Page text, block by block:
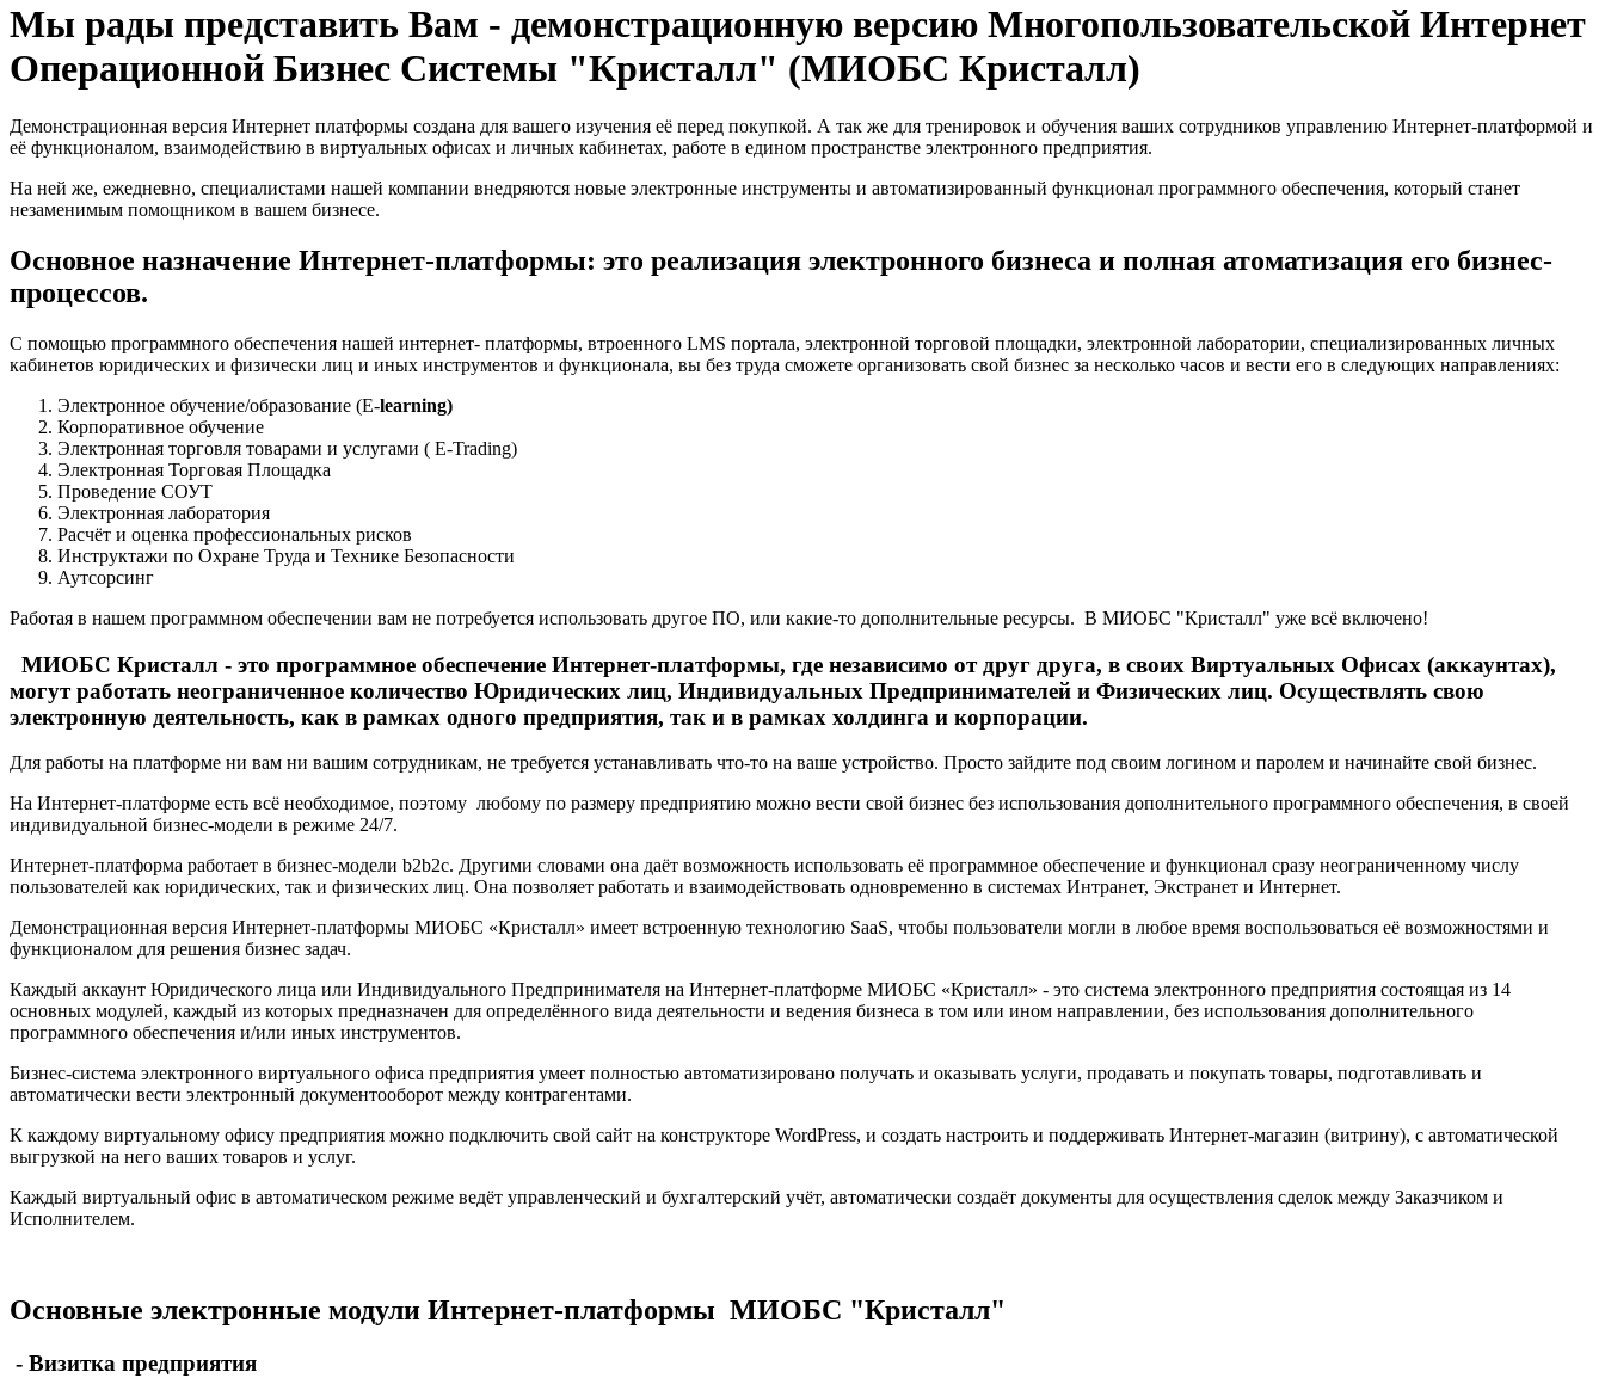
Мы рады представить Вам - демонстрационную версию Многопользовательской Интернет
Операционной Бизнес Системы "Кристалл" (МИОБС Кристалл)
Демонстрационная версия Интернет платформы создана для вашего изучения её перед покупкой. А так же для тренировок и обучения ваших сотрудников управлению Интернет-платформой и
её функционалом, взаимодействию в виртуальных офисах и личных кабинетах, работе в едином пространстве электронного предприятия.
На ней же, ежедневно, специалистами нашей компании внедряются новые электронные инструменты и автоматизированный функционал программного обеспечения, который станет
незаменимым помощником в вашем бизнесе.
Основное назначение Интернет-платформы: это реализация электронного бизнеса и полная атоматизация его бизнес-
процессов.
С помощью программного обеспечения нашей интернет- платформы, втроенного LMS портала, электронной торговой площадки, электронной лаборатории, специализированных личных
кабинетов юридических и физически лиц и иных инструментов и функционала, вы без труда сможете организовать свой бизнес за несколько часов и вести его в следующих направлениях:
Электронное обучение/образование (E-learning)
Корпоративное обучение
Электронная торговля товарами и услугами ( E-Trading)
Электронная Торговая Площадка
Проведение СОУТ
Электронная лаборатория
Расчёт и оценка профессиональных рисков
Инструктажи по Охране Труда и Технике Безопасности
Аутсорсинг
Работая в нашем программном обеспечении вам не потребуется использовать другое ПО, или какие-то дополнительные ресурсы. В МИОБС "Кристалл" уже всё включено!
МИОБС Кристалл - это программное обеспечение Интернет-платформы, где независимо от друг друга, в своих Виртуальных Офисах (аккаунтах),
могут работать неограниченное количество Юридических лиц, Индивидуальных Предпринимателей и Физических лиц. Осуществлять свою
электронную деятельность, как в рамках одного предприятия, так и в рамках холдинга и корпорации.
Для работы на платформе ни вам ни вашим сотрудникам, не требуется устанавливать что-то на ваше устройство. Просто зайдите под своим логином и паролем и начинайте свой бизнес.
На Интернет-платформе есть всё необходимое, поэтому любому по размеру предприятию можно вести свой бизнес без использования дополнительного программного обеспечения, в своей
индивидуальной бизнес-модели в режиме 24/7.
Интернет-платформа работает в бизнес-модели b2b2c. Другими словами она даёт возможность использовать её программное обеспечение и функционал сразу неограниченному числу
пользователей как юридических, так и физических лиц. Она позволяет работать и взаимодействовать одновременно в системах Интранет, Экстранет и Интернет.
Демонстрационная версия Интернет-платформы МИОБС «Кристалл» имеет встроенную технологию SaaS, чтобы пользователи могли в любое время воспользоваться её возможностями и
функционалом для решения бизнес задач.
Каждый аккаунт Юридического лица или Индивидуального Предпринимателя на Интернет-платформе МИОБС «Кристалл» - это система электронного предприятия состоящая из 14
основных модулей, каждый из которых предназначен для определённого вида деятельности и ведения бизнеса в том или ином направлении, без использования дополнительного
программного обеспечения и/или иных инструментов.
Бизнес-система электронного виртуального офиса предприятия умеет полностью автоматизировано получать и оказывать услуги, продавать и покупать товары, подготавливать и
автоматически вести электронный документооборот между контрагентами.
К каждому виртуальному офису предприятия можно подключить свой сайт на конструкторе WordPress, и создать настроить и поддерживать Интернет-магазин (витрину), с автоматической
выгрузкой на него ваших товаров и услуг.
Каждый виртуальный офис в автоматическом режиме ведёт управленческий и бухгалтерский учёт, автоматически создаёт документы для осуществления сделок между Заказчиком и
Исполнителем.
Основные электронные модули Интернет-платформы МИОБС "Кристалл"
- Визитка предприятия